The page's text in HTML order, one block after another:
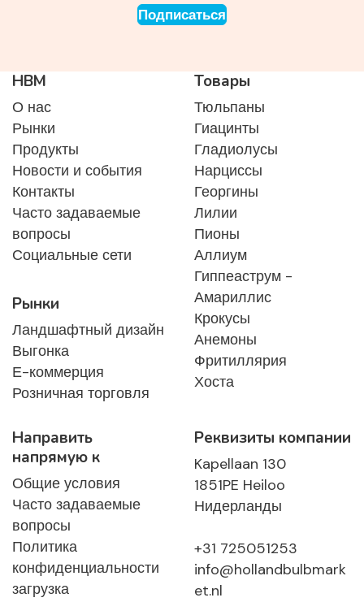
Подписаться
HBM
О нас
Рынки
Продукты
Новости и события
Контакты
Часто задаваемые
вопросы
Социальные сети
Рынки
Ландшафтный дизайн
Выгонка
Е-коммерция
Розничная торговля
Товары
Тюльпаны
Гиацинты
Гладиолусы
Нарциссы
Георгины
Лилии
Пионы
Аллиум
Гиппеаструм -
Амариллис
Крокусы
Анемоны
Фритиллярия
Хоста
Направить
напрямую к
Общие условия
Часто задаваемые
вопросы
Политика
конфиденциальности
загрузка
Реквизиты компании
Kapellaan 130
1851PE Heiloo
Нидерланды
+31 725051253
info@hollandbulbmark
et.nl